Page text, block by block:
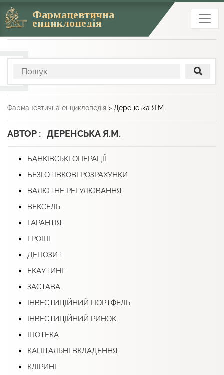
Фармацевтична
енциклопедія
Фармацевтична енциклопедія > Деренська Я.М.
АВТОР : ДЕРЕНСЬКА Я.М.
БАНКІВСЬКІ ОПЕРАЦІЇ
БЕЗГОТІВКОВІ РОЗРАХУНКИ
ВАЛЮТНЕ РЕГУЛЮВАННЯ
ВЕКСЕЛЬ
ГАРАНТІЯ
ГРОШІ
ДЕПОЗИТ
ЕКАУТИНГ
ЗАСТАВА
ІНВЕСТИЦІЙНИЙ ПОРТФЕЛЬ
ІНВЕСТИЦІЙНИЙ РИНОК
ІПОТЕКА
КАПІТАЛЬНІ ВКЛАДЕННЯ
КЛІРИНГ